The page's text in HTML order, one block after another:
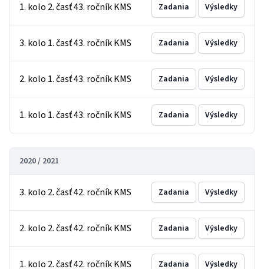
1. kolo 2. časť 43. ročník KMS Zadania Výsledky
3. kolo 1. časť 43. ročník KMS Zadania Výsledky
2. kolo 1. časť 43. ročník KMS Zadania Výsledky
1. kolo 1. časť 43. ročník KMS Zadania Výsledky
2020 / 2021
3. kolo 2. časť 42. ročník KMS Zadania Výsledky
2. kolo 2. časť 42. ročník KMS Zadania Výsledky
1. kolo 2. časť 42. ročník KMS Zadania Výsledky